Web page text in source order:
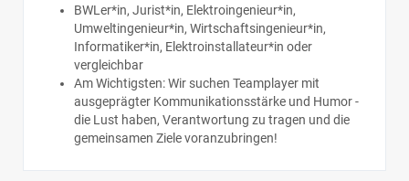
BWLer*in, Jurist*in, Elektroingenieur*in,
Umweltingenieur*in, Wirtschaftsingenieur*in,
Informatiker*in, Elektroinstallateur*in oder
vergleichbar
Am Wichtigsten: Wir suchen Teamplayer mit
ausgeprägter Kommunikationsstärke und Humor -
die Lust haben, Verantwortung zu tragen und die
gemeinsamen Ziele voranzubringen!